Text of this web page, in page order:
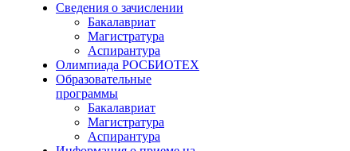
Сведения о зачислении
Бакалавриат
Магистратура
Аспирантура
Олимпиада РОСБИОТЕХ
Образовательные
программы
Бакалавриат
Магистратура
Аспирантура